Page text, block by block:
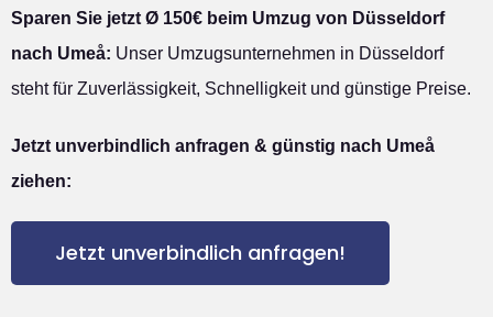
Sparen Sie jetzt Ø 150€ beim Umzug von Düsseldorf
nach Umeå: Unser Umzugsunternehmen in Düsseldorf
steht für Zuverlässigkeit, Schnelligkeit und günstige Preise.
Jetzt unverbindlich anfragen & günstig nach Umeå
ziehen:
Jetzt unverbindlich anfragen!